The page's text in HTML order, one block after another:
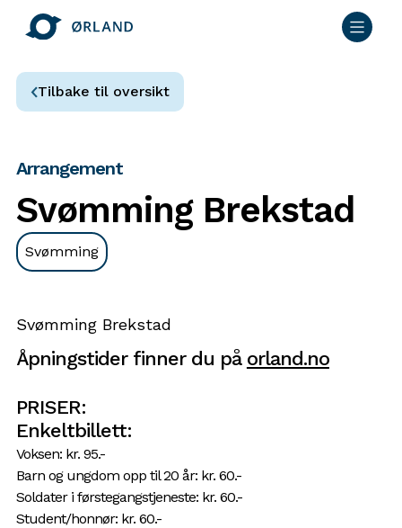
Tilbake til oversikt
Arrangement
Svømming Brekstad
Svømming
Svømming Brekstad
Åpningstider finner du på orland.no
PRISER:
Enkeltbillett:
Voksen: kr. 95.-
Barn og ungdom opp til 20 år: kr. 60.-
Soldater i førstegangstjeneste: kr. 60.-
Student/honnør: kr. 60.-